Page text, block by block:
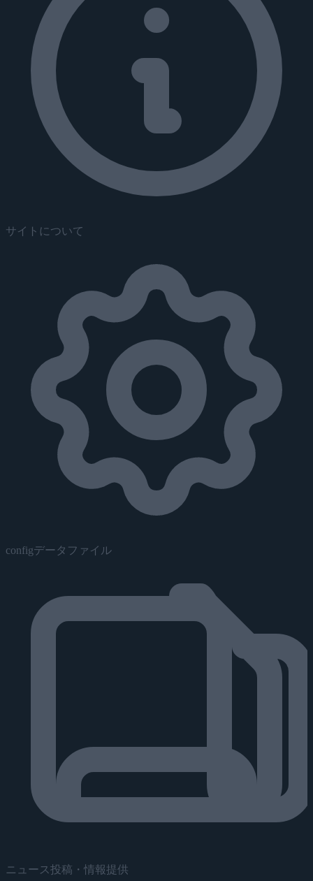
サイトについて
configデータファイル
ニュース投稿・情報提供